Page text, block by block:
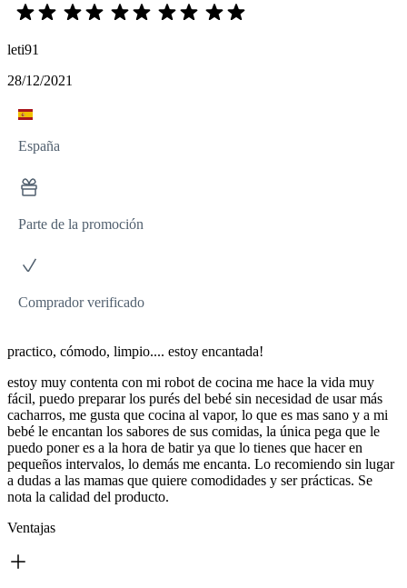
leti91
28/12/2021
España
Parte de la promoción
Comprador verificado
practico, cómodo, limpio.... estoy encantada!
estoy muy contenta con mi robot de cocina me hace la vida muy
fácil, puedo preparar los purés del bebé sin necesidad de usar más
cacharros, me gusta que cocina al vapor, lo que es mas sano y a mi
bebé le encantan los sabores de sus comidas, la única pega que le
puedo poner es a la hora de batir ya que lo tienes que hacer en
pequeños intervalos, lo demás me encanta. Lo recomiendo sin lugar
a dudas a las mamas que quiere comodidades y ser prácticas. Se
nota la calidad del producto.
Ventajas